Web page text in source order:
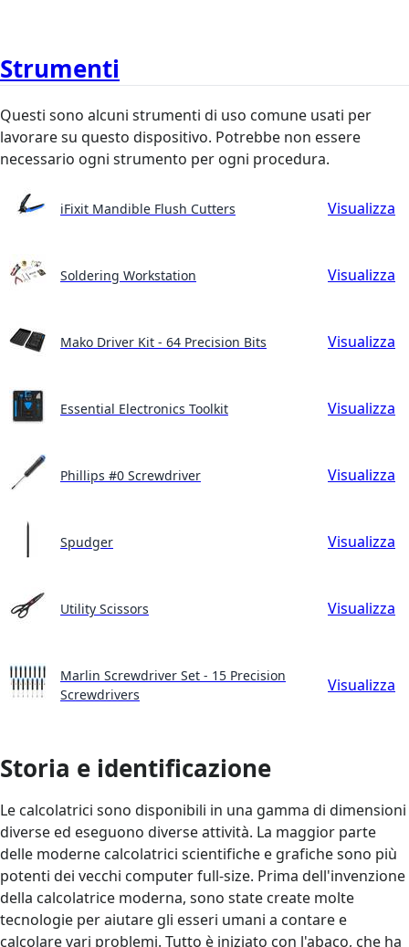
Strumenti
Questi sono alcuni strumenti di uso comune usati per
lavorare su questo dispositivo. Potrebbe non essere
necessario ogni strumento per ogni procedura.
iFixit Mandible Flush Cutters Visualizza
Soldering Workstation Visualizza
Mako Driver Kit - 64 Precision Bits Visualizza
Essential Electronics Toolkit Visualizza
Phillips #0 Screwdriver Visualizza
Spudger Visualizza
Utility Scissors Visualizza
Marlin Screwdriver Set - 15 Precision
Screwdrivers
Visualizza
Storia e identificazione
Le calcolatrici sono disponibili in una gamma di dimensioni
diverse ed eseguono diverse attività. La maggior parte
delle moderne calcolatrici scientifiche e grafiche sono più
potenti dei vecchi computer full-size. Prima dell'invenzione
della calcolatrice moderna, sono state create molte
tecnologie per aiutare gli esseri umani a contare e
calcolare vari problemi. Tutto è iniziato con l'abaco, che ha